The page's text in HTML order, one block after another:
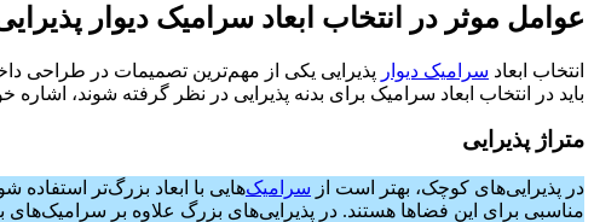
عوامل موثر در انتخاب ابعاد سرامیک دیوار
انتخاب ابعاد سرامیک دیوار پذیرایی یکی از مهم‌ترین تصمیمات در طراحی
باید در انتخاب ابعاد سرامیک برای بدنه پذیرایی در نظر گرفته شوند، اشاره
متراژ پذیرایی
در پذیرایی‌های کوچک، بهتر است از سرامیک